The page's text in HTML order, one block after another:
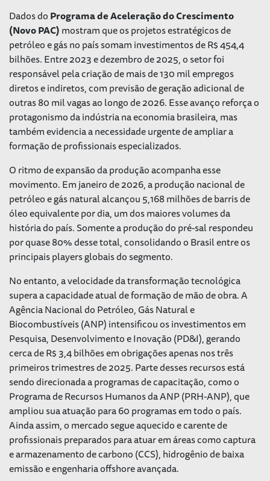
Dados doPrograma de Aceleração do Crescimento
(Novo PAC)mostram que os projetos estratégicos de
petróleo e gás no país somam investimentos de R$ 454,4
bilhões. Entre 2023 e dezembro de 2025, o setor foi
responsável pela criação de mais de 130 mil empregos
diretos e indiretos, com previsão de geração adicional de
outras 80 mil vagas ao longo de 2026. Esse avanço reforça o
protagonismo da indústria na economia brasileira, mas
também evidencia a necessidade urgente de ampliar a
formação de profissionais especializados.
O ritmo de expansão da produção acompanha esse
movimento. Em janeiro de 2026, a produção nacional de
petróleo e gás natural alcançou 5,168 milhões de barris de
óleo equivalente por dia, um dos maiores volumes da
história do país. Somente a produção do pré-sal respondeu
por quase 80% desse total, consolidando o Brasil entre os
principais players globais do segmento.
No entanto, a velocidade da transformação tecnológica
supera a capacidade atual de formação de mão de obra. A
Agência Nacional do Petróleo, Gás Natural e
Biocombustíveis (ANP) intensificou os investimentos em
Pesquisa, Desenvolvimento e Inovação (PD&I), gerando
cerca de R$ 3,4 bilhões em obrigações apenas nos três
primeiros trimestres de 2025. Parte desses recursos está
sendo direcionada a programas de capacitação, como o
Programa de Recursos Humanos da ANP (PRH-ANP), que
ampliou sua atuação para 60 programas em todo o país.
Ainda assim, o mercado segue aquecido e carente de
profissionais preparados para atuar em áreas como captura
e armazenamento de carbono (CCS), hidrogênio de baixa
emissão e engenharia offshore avançada.